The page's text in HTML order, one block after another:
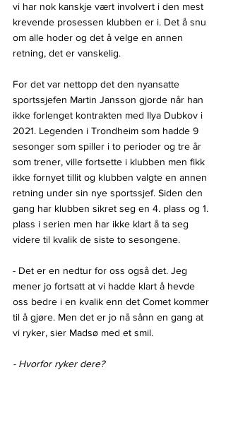
vi har nok kanskje vært involvert i den mest
krevende prosessen klubben er i. Det å snu
om alle hoder og det å velge en annen
retning, det er vanskelig.
For det var nettopp det den nyansatte
sportssjefen Martin Jansson gjorde når han
ikke forlenget kontrakten med Ilya Dubkov i
2021. Legenden i Trondheim som hadde 9
sesonger som spiller i to perioder og tre år
som trener, ville fortsette i klubben men fikk
ikke fornyet tillit og klubben valgte en annen
retning under sin nye sportssjef. Siden den
gang har klubben sikret seg en 4. plass og 1.
plass i serien men har ikke klart å ta seg
videre til kvalik de siste to sesongene.
- Det er en nedtur for oss også det. Jeg
mener jo fortsatt at vi hadde klart å hevde
oss bedre i en kvalik enn det Comet kommer
til å gjøre. Men det er jo nå sånn en gang at
vi ryker, sier Madsø med et smil.
- Hvorfor ryker dere?